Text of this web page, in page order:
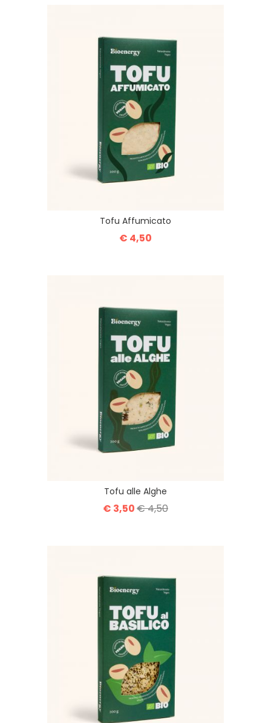
Tofu Affumicato
€ 4,50
Tofu alle Alghe
€ 3,50€ 4,50